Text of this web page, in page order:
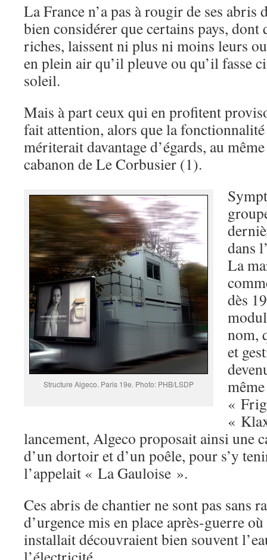
La France n’a pas à rougir de ses abris
bien considérer que certains pays, dont
riches, laissent ni plus ni moins leurs
en plein air qu’il pleuve ou qu’il fasse
soleil.
Mais à part ceux qui en profitent
fait attention, alors que la
mériterait davantage d’égards, au
cabanon de Le Corbusier (1).
Structure Algeco. Paris 19e. Photo: PHB/LSDP
dans
La
dès
nom,
et
«
«
lancement, Algeco proposait ainsi une
d’un dortoir et d’un poêle, pour s’y
l’appelait « La Gauloise ».
Ces abris de chantier ne sont pas sans
d’urgence mis en place après-guerre
installait découvraient bien souvent